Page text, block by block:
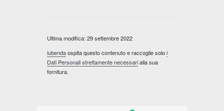
Ultima modifica: 29 settembre 2022
iubendaospita questo contenuto e raccoglie soloi
Dati Personali strettamente necessarialla sua
fornitura.